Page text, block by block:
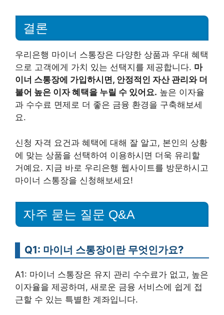
결론
우리은행 마이너 스통장은 다양한 상품과 우대 혜택
으로 고객에게 가치 있는 선택지를 제공합니다. 마
이너 스통장에 가입하시면, 안정적인 자산 관리와 더
불어 높은 이자 혜택을 누릴 수 있어요. 높은 이자율
과 수수료 면제로 더 좋은 금융 환경을 구축해보세
요.
신청 자격 요건과 혜택에 대해 잘 알고, 본인의 상황
에 맞는 상품을 선택하여 이용하시면 더욱 유리할
거예요. 지금 바로 우리은행 웹사이트를 방문하시고
마이너 스통장을 신청해보세요!
자주 묻는 질문 Q&A
Q1: 마이너 스통장이란 무엇인가요?
A1: 마이너 스통장은 유지 관리 수수료가 없고, 높은
이자율을 제공하며, 새로운 금융 서비스에 쉽게 접
근할 수 있는 특별한 계좌입니다.